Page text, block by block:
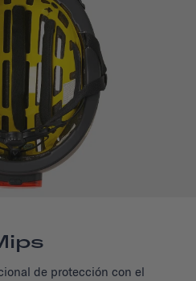
de protección con el